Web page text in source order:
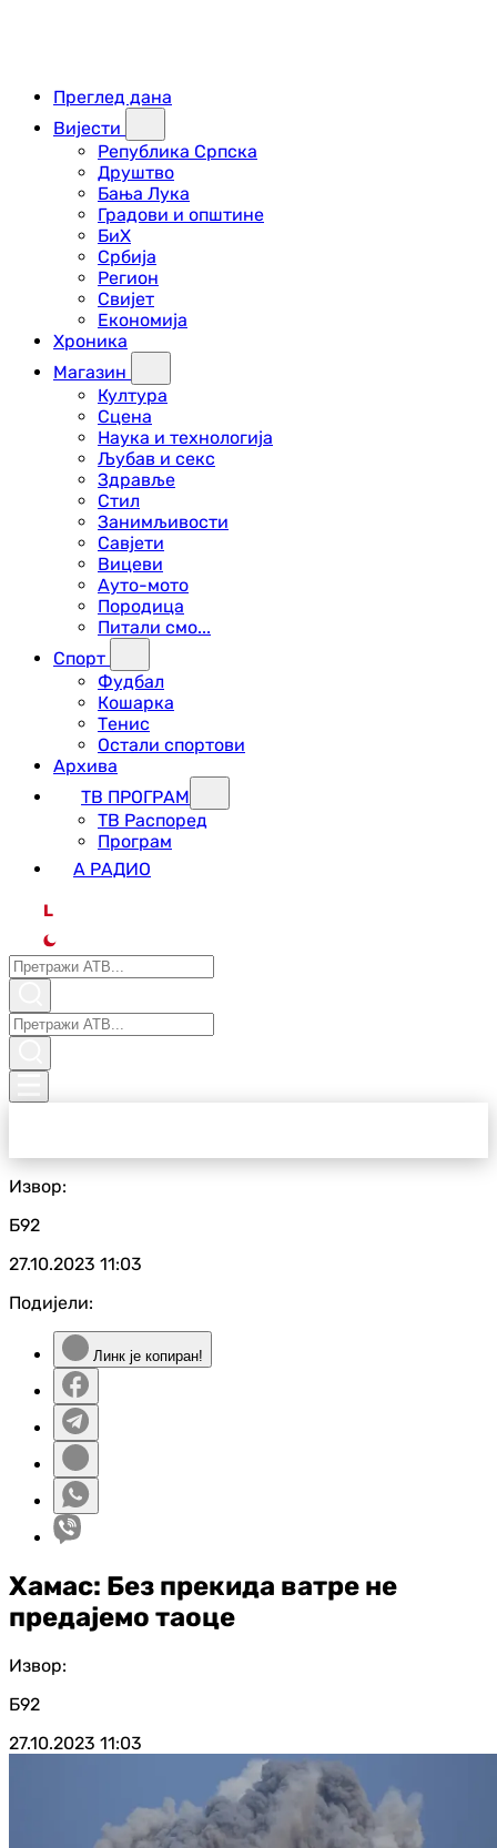
Преглед дана
Вијести
Република Српска
Друштво
Бања Лука
Градови и општине
БиХ
Србија
Регион
Свијет
Економија
Хроника
Магазин
Култура
Сцена
Наука и технологија
Љубав и секс
Здравље
Стил
Занимљивости
Савјети
Вицеви
Ауто-мото
Породица
Питали смо...
Спорт
Фудбал
Кошарка
Тенис
Остали спортови
Архива
ТВ ПРОГРАМ
ТВ Распоред
Програм
А РАДИО
L
Извор:
Б92
27.10.2023 11:03
Подијели:
Линк је копиран!
Хамас: Без прекида ватре не
предајемо таоце
Извор:
Б92
27.10.2023 11:03